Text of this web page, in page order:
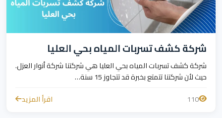
شركة كشف تسربات المياه بحي العليا
شركة كشف تسربات المياه بحي العليا هي شركتنا شركة أنوار العزل.
حيث لأن شركتنا تتمتع بخبرة قد تتجاوز 15 سنة…
110
اقرأ المزيد